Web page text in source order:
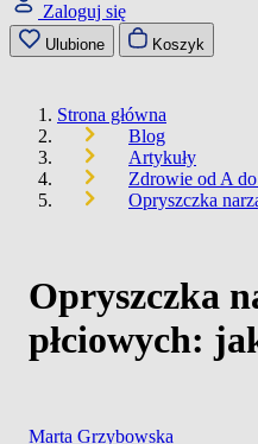
Zaloguj się
Ulubione Koszyk
Strona główna
Blog
Artykuły
Zdrowie od A
Opryszczka
Opryszczka
płciowych:
Marta Grzybowska